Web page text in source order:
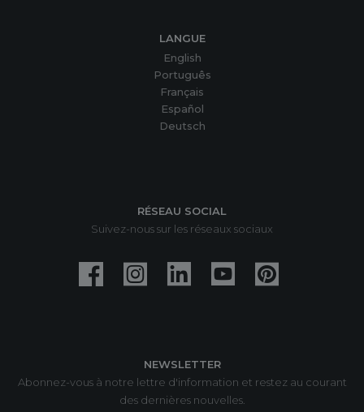
LANGUE
English
Português
Français
Español
Deutsch
RÉSEAU SOCIAL
Suivez-nous sur les réseaux sociaux
NEWSLETTER
Abonnez-vous à notre lettre d'information et restez au courant
des dernières nouvelles.